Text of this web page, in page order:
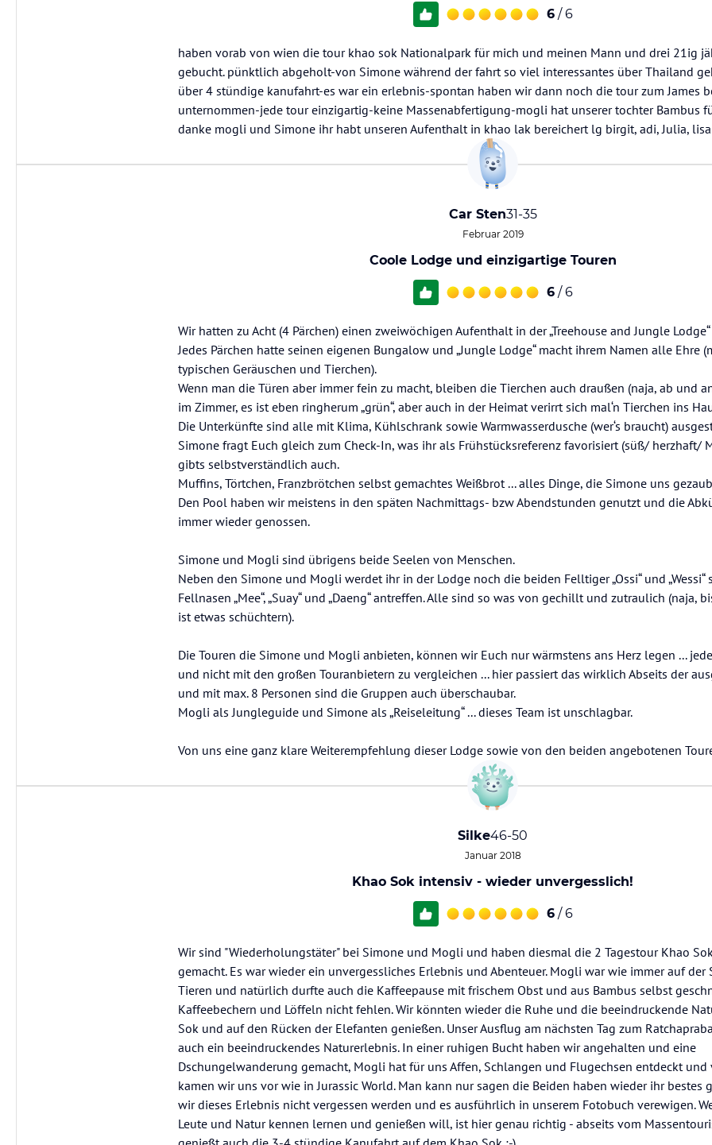
6 / 6
haben vorab von wien die tour khao sok Nationalpark für mich und meinen Mann und drei 21ig
gebucht. pünktlich abgeholt-von Simone während der fahrt so viel interessantes über Thailand
über 4 stündige kanufahrt-es war ein erlebnis-spontan haben wir dann noch die tour zum James
unternommen-jede tour einzigartig-keine Massenabfertigung-mogli hat unserer tochter Bambus
danke mogli und Simone ihr habt unseren Aufenthalt in khao lak bereichert lg birgit, adi, Julia,
Car Sten31-35
Februar 2019
Coole Lodge und einzigartige Touren
6 / 6
Wir hatten zu Acht (4 Pärchen) einen zweiwöchigen Aufenthalt in der „Treehouse and Jungle Lodge“
Jedes Pärchen hatte seinen eigenen Bungalow und „Jungle Lodge“ macht ihrem Namen alle Ehre
typischen Geräuschen und Tierchen).
Wenn man die Türen aber immer fein zu macht, bleiben die Tierchen auch draußen (naja, ab und
im Zimmer, es ist eben ringherum „grün“, aber auch in der Heimat verirrt sich mal‘n Tierchen ins
Die Unterkünfte sind alle mit Klima, Kühlschrank sowie Warmwasserdusche (wer‘s braucht)
Simone fragt Euch gleich zum Check-In, was ihr als Frühstücksreferenz favorisiert (süß/ herzhaft/
gibts selbstverständlich auch.
Muffins, Törtchen, Franzbrötchen selbst gemachtes Weißbrot ... alles Dinge, die Simone uns
Den Pool haben wir meistens in den späten Nachmittags- bzw Abendstunden genutzt und die
immer wieder genossen.
Simone und Mogli sind übrigens beide Seelen von Menschen.
Neben den Simone und Mogli werdet ihr in der Lodge noch die beiden Felltiger „Ossi“ und „Wessi“
Fellnasen „Mee“, „Suay“ und „Daeng“ antreffen. Alle sind so was von gechillt und zutraulich (naja,
ist etwas schüchtern).
Die Touren die Simone und Mogli anbieten, können wir Euch nur wärmstens ans Herz legen ...
und nicht mit den großen Touranbietern zu vergleichen ... hier passiert das wirklich Abseits der
und mit max. 8 Personen sind die Gruppen auch überschaubar.
Mogli als Jungleguide und Simone als „Reiseleitung“ ... dieses Team ist unschlagbar.
Von uns eine ganz klare Weiterempfehlung dieser Lodge sowie von den beiden angebotenen
Silke46-50
Januar 2018
Khao Sok intensiv - wieder unvergesslich!
6 / 6
Wir sind "Wiederholungstäter" bei Simone und Mogli und haben diesmal die 2 Tagestour Khao
gemacht. Es war wieder ein unvergessliches Erlebnis und Abenteuer. Mogli war wie immer auf der
Tieren und natürlich durfte auch die Kaffeepause mit frischem Obst und aus Bambus selbst
Kaffeebechern und Löffeln nicht fehlen. Wir könnten wieder die Ruhe und die beeindruckende
Sok und auf den Rücken der Elefanten genießen. Unser Ausflug am nächsten Tag zum
auch ein beeindruckendes Naturerlebnis. In einer ruhigen Bucht haben wir angehalten und eine
Dschungelwanderung gemacht, Mogli hat für uns Affen, Schlangen und Flugechsen entdeckt und
kamen wir uns vor wie in Jurassic World. Man kann nur sagen die Beiden haben wieder ihr bestes
wir dieses Erlebnis nicht vergessen werden und es ausführlich in unserem Fotobuch verewigen.
Leute und Natur kennen lernen und genießen will, ist hier genau richtig - abseits vom